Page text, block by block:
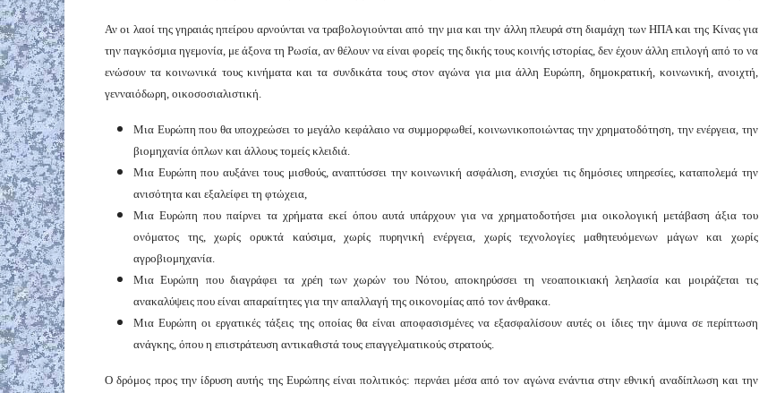
Αν οι λαοί της γηραιάς ηπείρου αρνούνται να τραβολογιούνται από την μια και την άλλη πλευρά στη διαμάχη των ΗΠΑ και της Κίνας για
την παγκόσμια ηγεμονία, με άξονα τη Ρωσία, αν θέλουν να είναι φορείς της δικής τους κοινής ιστορίας, δεν έχουν άλλη επιλογή από το να
ενώσουν τα κοινωνικά τους κινήματα και τα συνδικάτα τους στον αγώνα για μια άλλη Ευρώπη, δημοκρατική, κοινωνική, ανοιχτή,
γενναιόδωρη, οικοσοσιαλιστική.
Μια Ευρώπη που θα υποχρεώσει το μεγάλο κεφάλαιο να συμμορφωθεί, κοινωνικοποιώντας την χρηματοδότηση, την ενέργεια, την
βιομηχανία όπλων και άλλους τομείς κλειδιά.
Μια Ευρώπη που αυξάνει τους μισθούς, αναπτύσσει την κοινωνική ασφάλιση, ενισχύει τις δημόσιες υπηρεσίες, καταπολεμά την
ανισότητα και εξαλείφει τη φτώχεια,
Μια Ευρώπη που παίρνει τα χρήματα εκεί όπου αυτά υπάρχουν για να χρηματοδοτήσει μια οικολογική μετάβαση άξια του
ονόματος της, χωρίς ορυκτά καύσιμα, χωρίς πυρηνική ενέργεια, χωρίς τεχνολογίες μαθητευόμενων μάγων και χωρίς
αγροβιομηχανία.
Μια Ευρώπη που διαγράφει τα χρέη των χωρών του Νότου, αποκηρύσσει τη νεοαποικιακή λεηλασία και μοιράζεται τις
ανακαλύψεις που είναι απαραίτητες για την απαλλαγή της οικονομίας από τον άνθρακα.
Μια Ευρώπη οι εργατικές τάξεις της οποίας θα είναι αποφασισμένες να εξασφαλίσουν αυτές οι ίδιες την άμυνα σε περίπτωση
ανάγκης, όπου η επιστράτευση αντικαθιστά τους επαγγελματικούς στρατούς.
Ο δρόμος προς την ίδρυση αυτής της Ευρώπης είναι πολιτικός: περνάει μέσα από τον αγώνα ενάντια στην εθνική αναδίπλωση και την